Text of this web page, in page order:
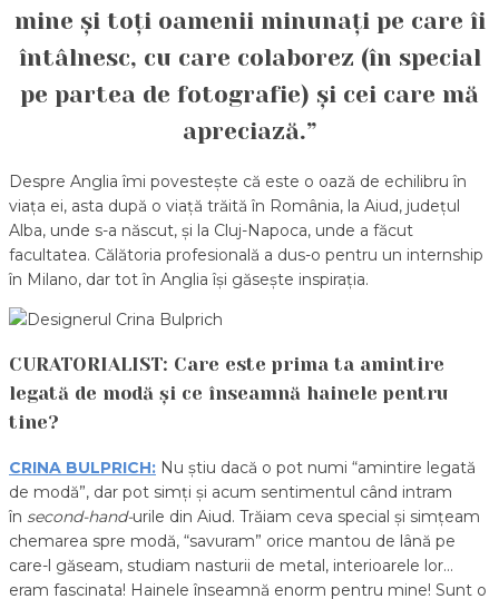
mine și toți oamenii minunați pe care îi
întâlnesc, cu care colaborez (în special
pe partea de fotografie) și cei care mă
apreciază.”
Despre Anglia îmi povestește că este o oază de echilibru în
viața ei, asta după o viață trăită în România, la Aiud, județul
Alba, unde s-a născut, și la Cluj-Napoca, unde a făcut
facultatea. Călătoria profesională a dus-o pentru un internship
în Milano, dar tot în Anglia își găsește inspirația.
CURATORIALIST: Care este prima ta amintire
legată de modă și ce înseamnă hainele pentru
tine?
CRINA BULPRICH: Nu știu dacă o pot numi “amintire legată
de modă”, dar pot simți și acum sentimentul când intram
în second-hand-urile din Aiud. Trăiam ceva special și simțeam
chemarea spre modă, “savuram” orice mantou de lână pe
care-l găseam, studiam nasturii de metal, interioarele lor…
eram fascinata! Hainele înseamnă enorm pentru mine! Sunt o